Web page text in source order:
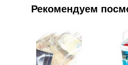
Рекомендуем